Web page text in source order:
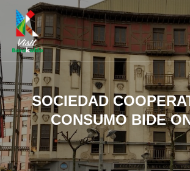
VISIT BARAKALDO
Barakaldo Turismo
SOCIEDAD
CONSUMO BIDE